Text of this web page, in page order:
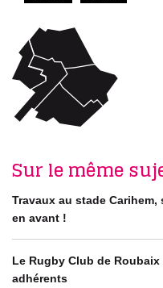
Sur le même
Travaux au stade
en avant !
Le Rugby Club de
adhérents